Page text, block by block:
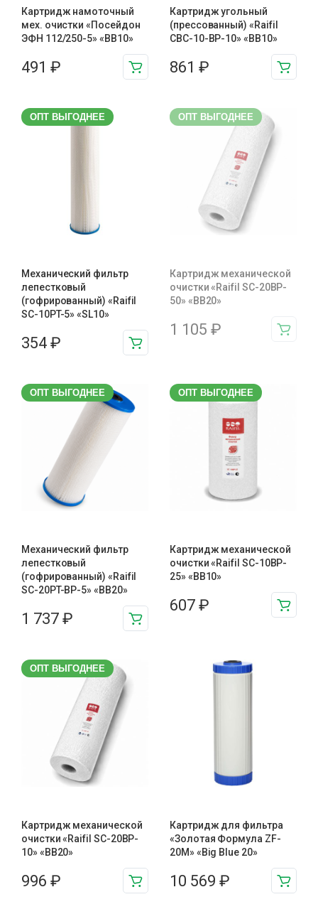
Картридж намоточный
мех. очистки «Посейдон
ЭФН 112/250-5» «BB10»
491 ₽
Картридж угольный
(прессованный) «Raifil
CBC-10-BP-10» «BB10»
861 ₽
ОПТ ВЫГОДНЕЕ
Механический фильтр
лепестковый
(гофрированный) «Raifil
SC-10PT-5» «SL10»
354 ₽
ОПТ ВЫГОДНЕЕ
Картридж механической
очистки «Raifil SC-20BP-
50» «BB20»
1 105 ₽
ОПТ ВЫГОДНЕЕ
Механический фильтр
лепестковый
(гофрированный) «Raifil
SC-20PT-ВР-5» «BB20»
1 737 ₽
ОПТ ВЫГОДНЕЕ
Картридж механической
очистки «Raifil SC-10BP-
25» «BB10»
607 ₽
ОПТ ВЫГОДНЕЕ
Картридж механической
очистки «Raifil SC-20BP-
10» «BB20»
996 ₽
Картридж для фильтра
«Золотая Формула ZF-
20М» «Big Blue 20»
10 569 ₽